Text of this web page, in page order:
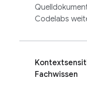
Codelabs
Fachwissen